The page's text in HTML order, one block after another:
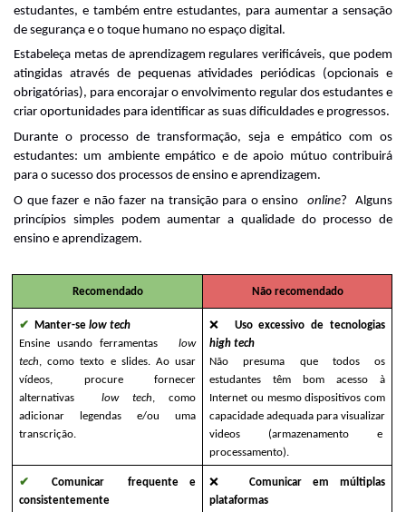
estudantes, e também entre estudantes, para aumentar a sensação
de segurança e o toque humano no espaço digital.
Estabeleça metas de aprendizagem regulares verificáveis, que podem
atingidas através de pequenas atividades periódicas (opcionais e
obrigatórias), para encorajar o envolvimento regular dos estudantes e
criar oportunidades para identificar as suas dificuldades e progressos.
Durante o processo de transformação, seja e empático com os
estudantes: um ambiente empático e de apoio mútuo contribuirá
para o sucesso dos processos de ensino e aprendizagem.
O que fazer e não fazer na transição para o ensino
online?  Alguns
princípios simples podem aumentar a qualidade do processo de
ensino e aprendizagem.
Recomendado Não recomendado
✔ Manter-se low tech
Ensine usando ferramentas
low
tech, como texto e slides. Ao usar
vídeos, procure fornecer
alternativas
low tech, como
adicionar legendas e/ou uma
transcrição.
❌
Uso excessivo de tecnologias
high tech
Não presuma que todos os
estudantes têm bom acesso à
Internet ou mesmo dispositivos com
capacidade adequada para visualizar
videos (armazenamento e
processamento).
✔
Comunicar  frequente e
consistentemente
❌
Comunicar em múltiplas
plataformas